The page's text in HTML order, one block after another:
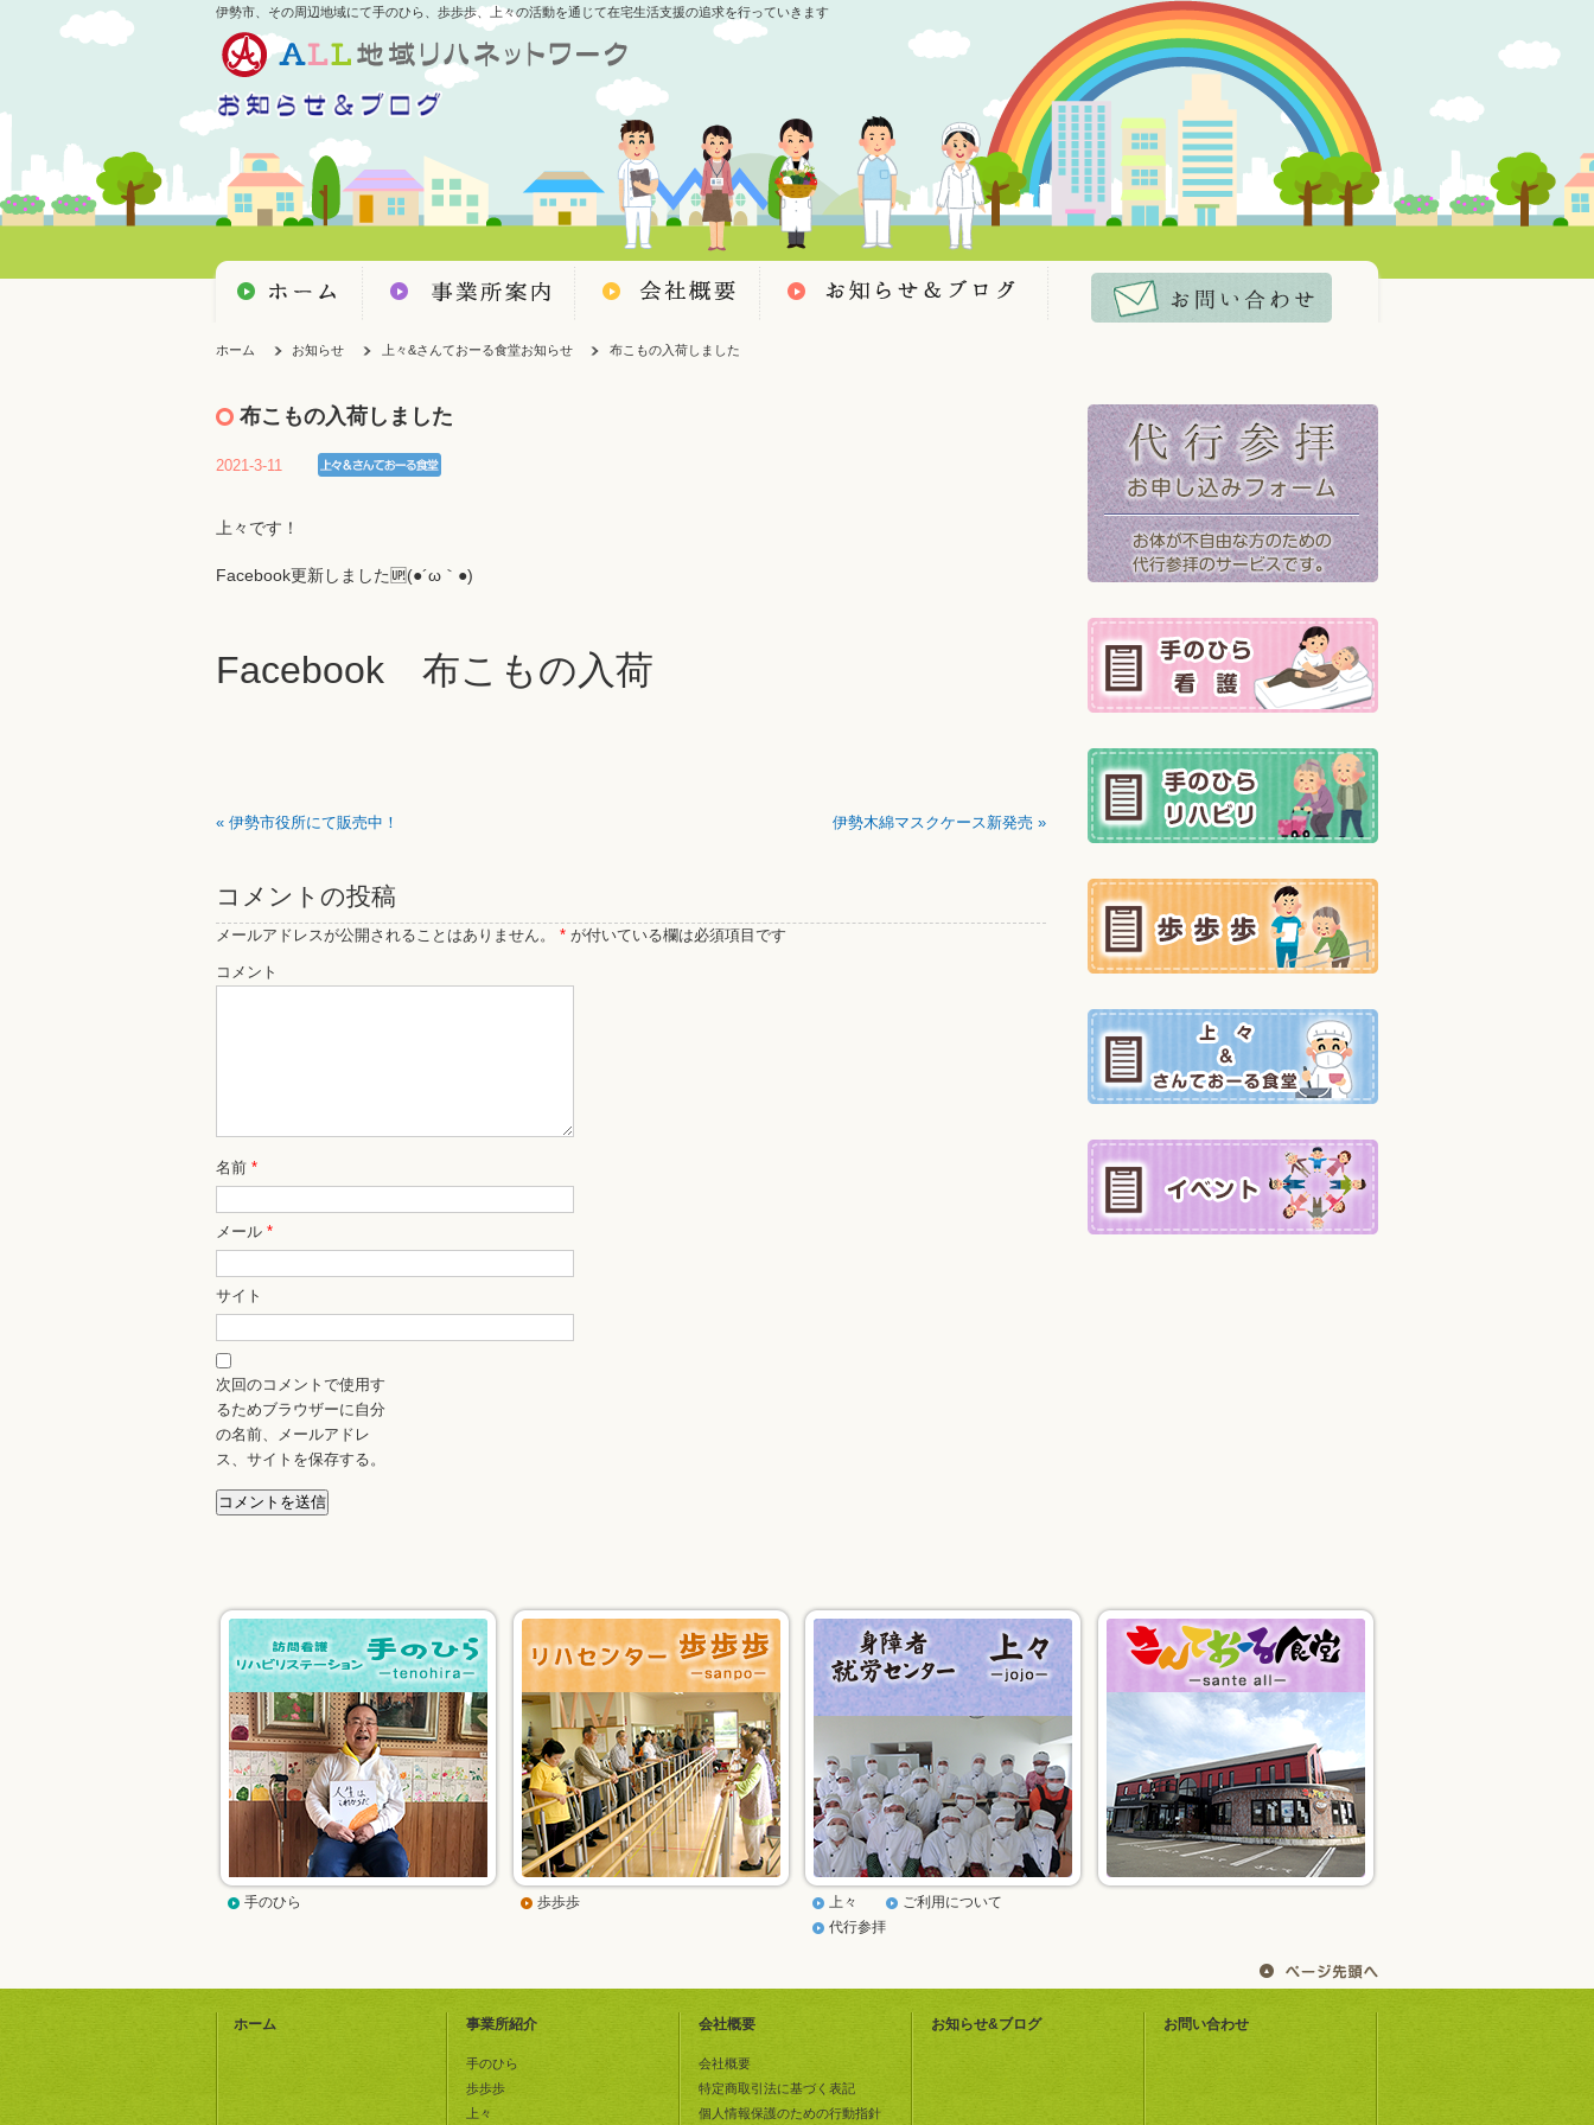
伊勢市、その周辺地域にて手のひら、歩歩歩、上々の活動を通じて在宅生活支援の追求を行っていきます
ホーム お知らせ 上々&さんておーる食堂お知らせ 布こもの入荷しました
布こもの入荷しました
2021-3-11
上々です！
Facebook更新しました🆙(●´ω｀●)
Facebook 布こもの入荷
« 伊勢市役所にて販売中！ 伊勢木綿マスクケース新発売 »
コメントの投稿
メールアドレスが公開されることはありません。 * が付いている欄は必須項目です
コメント
名前 *
メール *
サイト
次回のコメントで使用す
るためブラウザーに自分
の名前、メールアドレ
ス、サイトを保存する。
手のひら 歩歩歩 上々
ご利用について
代行参拝
ホーム 事業所紹介
手のひら
歩歩歩
上々
会社概要
会社概要
特定商取引法に基づく表記
個人情報保護のための行動指針
お知らせ&ブログ お問い合わせ